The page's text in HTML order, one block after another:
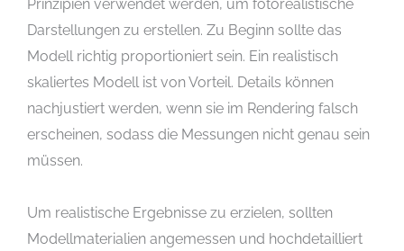
Prinzipien verwendet werden, um fotorealistische
Darstellungen zu erstellen. Zu Beginn sollte das
Modell richtig proportioniert sein. Ein realistisch
skaliertes Modell ist von Vorteil. Details können
nachjustiert werden, wenn sie im Rendering falsch
erscheinen, sodass die Messungen nicht genau sein
müssen.
Um realistische Ergebnisse zu erzielen, sollten
Modellmaterialien angemessen und hochdetailliert